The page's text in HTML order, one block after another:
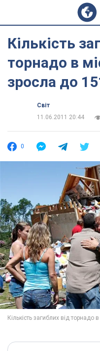
Кількість
торнадо в
зросла до
Світ
11.06.2011 20:44
0